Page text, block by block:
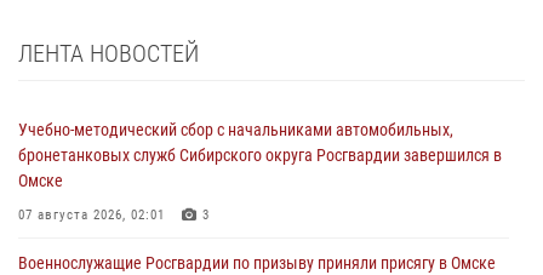
ЛЕНТА НОВОСТЕЙ
Учебно-методический сбор с начальниками автомобильных,
бронетанковых служб Сибирского округа Росгвардии завершился в
Омске
07 августа 2026, 02:01 3
Военнослужащие Росгвардии по призыву приняли присягу в Омске